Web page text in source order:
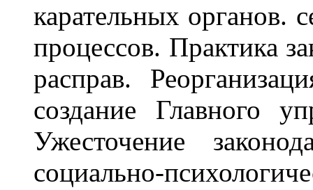
карательных органов.
процессов. Практика
расправ.
создание Главного
Ужесточение
социально-